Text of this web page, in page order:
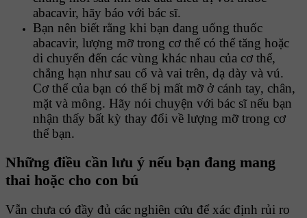
abacavir, hãy báo với bác sĩ.
Bạn nên biết rằng khi bạn đang uống thuốc
abacavir, lượng mỡ trong cơ thể có thể tăng hoặc
di chuyển đến các vùng khác nhau của cơ thể,
chẳng hạn như sau cổ và vai trên, dạ dày và vú.
Cơ thể của bạn có thể bị mất mỡ ở cánh tay, chân,
mặt và mông. Hãy nói chuyện với bác sĩ nếu bạn
nhận thấy bất kỳ thay đổi về lượng mỡ trong cơ
thể bạn.
Những điều cần lưu ý nếu bạn đang mang
thai hoặc cho con bú
Vẫn chưa có đầy đủ các nghiên cứu để xác định rủi ro